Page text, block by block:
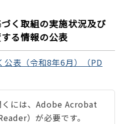
く取組の実施状況及び
る情報の公表
表（令和8年6月）（PD
くには、Adobe Acrobat
）が必要です。